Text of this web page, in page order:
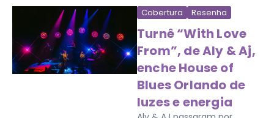
Cobertura Resenha
Turnê “With Love
From”, de Aly & Aj,
enche House of
Blues Orlando de
luzes e energia